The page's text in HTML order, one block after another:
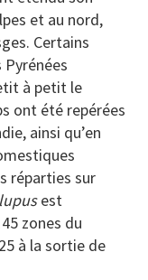
et au nord,
Certains
à petit le
ont été repérées
ainsi qu’en
réparties sur
est
zones du
à la sortie de